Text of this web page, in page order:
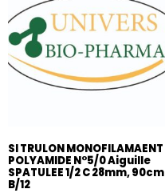
SI TRULON MONOFILAMAENT
POLYAMIDE N°5/0 Aiguille
SPATULEE 1/2 C 28mm, 90cm
B/12